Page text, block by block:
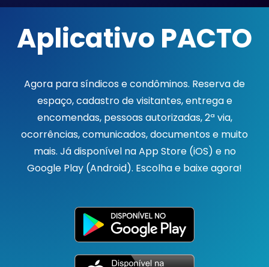
Aplicativo PACTO
Agora para síndicos e condôminos. Reserva de
espaço, cadastro de visitantes, entrega e
encomendas, pessoas autorizadas, 2ª via,
ocorrências, comunicados, documentos e muito
mais. Já disponível na App Store (iOS) e no
Google Play (Android). Escolha e baixe agora!